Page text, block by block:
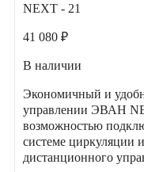
NEXT - 21
41 080 ₽
В наличии
Экономичный и
управлении ЭВАН
возможностью
системе циркуляции и
дистанционного